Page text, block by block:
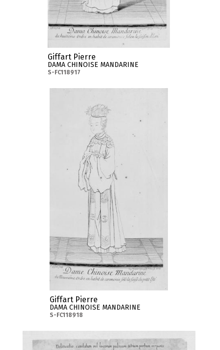
Giffart Pierre
DAMA CHINOISE MANDARINE
S-FC118917
Giffart Pierre
DAMA CHINOISE MANDARINE
S-FC118918